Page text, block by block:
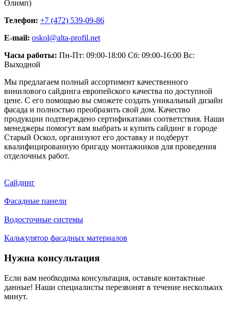
Олимп)
Телефон: +7 (472) 539-09-86
E-mail: oskol@alta-profil.net
Часы работы: Пн-Пт: 09:00-18:00 Сб: 09:00-16:00 Вс:
Выходной
Мы предлагаем полный ассортимент качественного
винилового сайдинга европейского качества по доступной
цене. С его помощью вы сможете создать уникальный дизайн
фасада и полностью преобразить свой дом. Качество
продукции подтверждено сертификатами соответствия. Наши
менеджеры помогут вам выбрать и купить сайдинг в городе
Старый Оскол, организуют его доставку и подберут
квалифицированную бригаду монтажников для проведения
отделочных работ.
Сайдинг
Фасадные панели
Водосточные системы
Калькулятор фасадных материалов
Нужна консультация
Если вам необходима консультация, оставьте контактные
данные! Наши специалисты перезвонят в течение нескольких
минут.